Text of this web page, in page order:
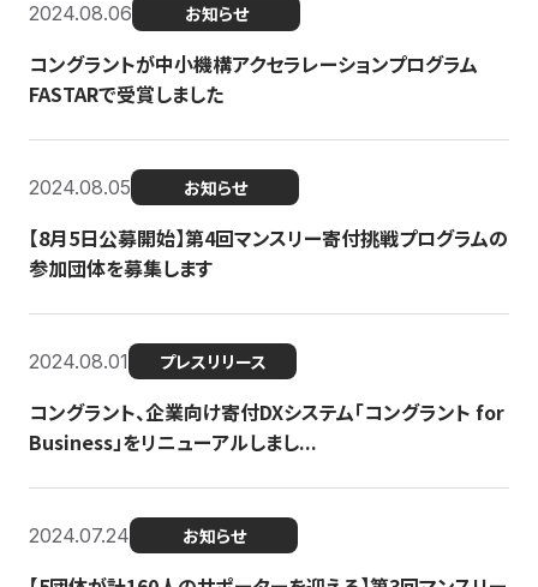
2024.08.06 お知らせ
コングラントが中小機構アクセラレーションプログラム
FASTARで受賞しました
2024.08.05 お知らせ
【8月5日公募開始】第4回マンスリー寄付挑戦プログラムの
参加団体を募集します
2024.08.01 プレスリリース
コングラント、企業向け寄付DXシステム「コングラント for
Business」をリニューアルしまし...
2024.07.24 お知らせ